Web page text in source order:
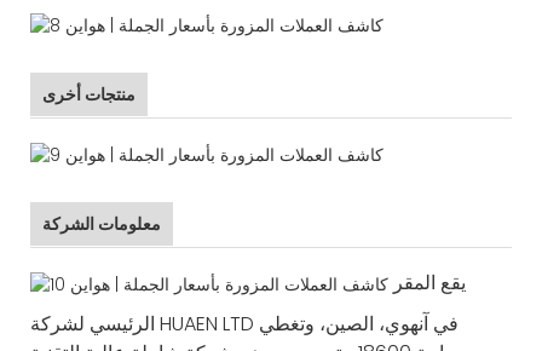
منتجات أخرى
معلومات الشركة
يقع المقر
الرئيسي لشركة HUAEN LTD في آنهوي، الصين، وتغطي